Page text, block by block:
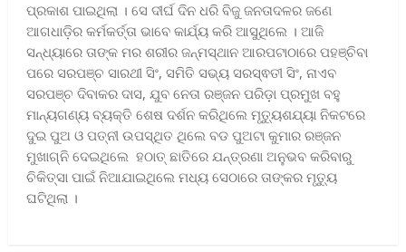
ପ୍ରକାଶ ପାଇଥିଲା । ସେ ଦୀର୍ଘ ଦିନ ଧରି ବିଜୁ ଜନତାଦଳର ଜଣେ
ଆଗଧାଡ଼ିର କର୍ମକର୍ତ୍ତା ଭାବେ କାର୍ଯ୍ୟ କରି ଆସୁଥିଲେ । ଆଜି
ସନ୍ଧ୍ୟାରେ ତାଙ୍କ ମର ଶରୀର ଜନ୍ମସ୍ଥାନ ଆରପଟାଠାରେ ପହଞ୍ଚିବା
ପରେ ସରପଞ୍ଚ ସାରଥୀ ସିଂ, ସମିତି ସଭ୍ୟ ସରସ୍ଵତୀ ସିଂ, ନାଏବ
ସରପଞ୍ଚ ଦିବାକର ଦାସ, ଯୁବ ନେତା ରଞ୍ଜନ ପରିଡ଼ା ପ୍ରମୁଖ ବହୁ
ମାନ୍ୟଗଣ୍ୟ ବ୍ୟକ୍ତି ଶେଷ ଦର୍ଶନ କରିଥିଲେ ମୃତ୍ୟୁଶଯ୍ୟା ନିକଟରେ
ଦୁଇ ପୁଅ ଓ ପତ୍ନୀ ଉପସ୍ଥିତ ଥିଲେ ବଡ ପୁଅଟା କୁମାର ରଞ୍ଜନ
ମୁଖାଗ୍ନି ଦେଇଥିଲେ ହଠାତ୍ ଛାତିରେ ଯନ୍ତ୍ରଣା ଅନୁଭବ କରିବାରୁ
ଚିକିତ୍ସା ପାଇଁ ନିଆଯାଇଥିଲେ ମଧ୍ୟ ସେଠାରେ ତାଙ୍କର ମୃତ୍ୟୁ
ଘଟିଥିଲା ।